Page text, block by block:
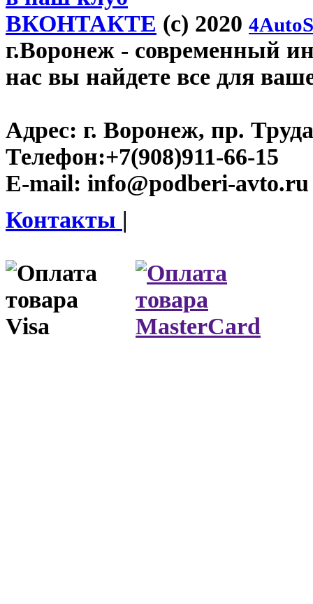
ВКОНТАКТЕ (c) 2020
г.Воронеж - современный
нас вы найдете все для
Адрес: г. Воронеж, пр.
Телефон:+7(908)911-66-15
E-mail: info@podberi-avto.ru
Контакты |